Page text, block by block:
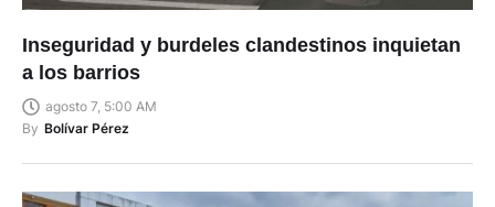
Inseguridad y burdeles clandestinos inquietan
a los barrios
agosto 7, 5:00 AM
By Bolívar Pérez